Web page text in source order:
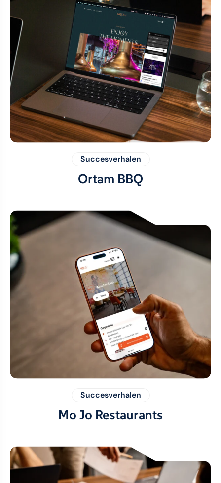
Succesverhalen
Ortam BBQ
Succesverhalen
Mo Jo Restaurants